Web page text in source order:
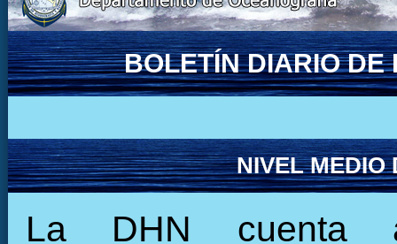
BOLETÍN DIARIO DE
NIVEL MEDIO
La DHN cuenta